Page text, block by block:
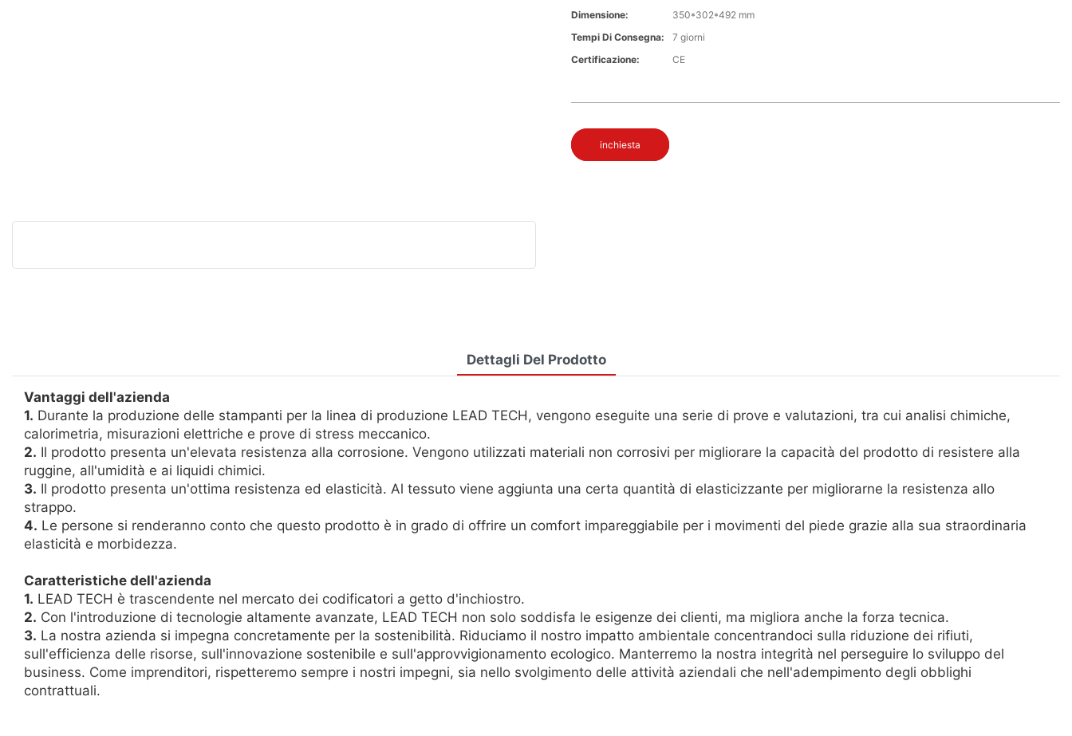
Dimensione:
350*302*492 mm
Tempi Di Consegna:
7 giorni
Certificazione:
CE
inchiesta
Dettagli Del Prodotto
Vantaggi dell'azienda
1. Durante la produzione delle stampanti per la linea di produzione LEAD TECH, vengono eseguite una serie di prove e valutazioni, tra cui analisi chimiche,
calorimetria, misurazioni elettriche e prove di stress meccanico.
2. Il prodotto presenta un'elevata resistenza alla corrosione. Vengono utilizzati materiali non corrosivi per migliorare la capacità del prodotto di resistere alla
ruggine, all'umidità e ai liquidi chimici.
3. Il prodotto presenta un'ottima resistenza ed elasticità. Al tessuto viene aggiunta una certa quantità di elasticizzante per migliorarne la resistenza allo
strappo.
4. Le persone si renderanno conto che questo prodotto è in grado di offrire un comfort impareggiabile per i movimenti del piede grazie alla sua straordinaria
elasticità e morbidezza.
Caratteristiche dell'azienda
1. LEAD TECH è trascendente nel mercato dei codificatori a getto d'inchiostro.
2. Con l'introduzione di tecnologie altamente avanzate, LEAD TECH non solo soddisfa le esigenze dei clienti, ma migliora anche la forza tecnica.
3. La nostra azienda si impegna concretamente per la sostenibilità. Riduciamo il nostro impatto ambientale concentrandoci sulla riduzione dei rifiuti,
sull'efficienza delle risorse, sull'innovazione sostenibile e sull'approvvigionamento ecologico. Manterremo la nostra integrità nel perseguire lo sviluppo del
business. Come imprenditori, rispetteremo sempre i nostri impegni, sia nello svolgimento delle attività aziendali che nell'adempimento degli obblighi
contrattuali.